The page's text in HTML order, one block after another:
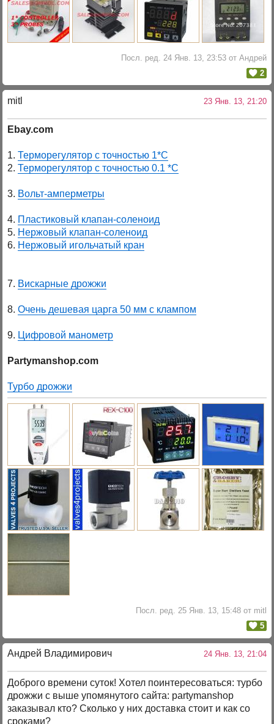
Посл. ред. 24 Янв. 13, 23:53 от Андрей
2
mitl 23 Янв. 13, 21:20
Ebay.com
1.Терморегулятор с точностью 1*С
2.Терморегулятор с точностью 0.1 *С
3. Вольт-амперметры
4. Пластиковый клапан-соленоид
5. Нержовый клапан-соленоид
6. Нержовый игольчатый кран
7. Вискарные дрожжи
8.Очень дешевая царга 50 мм с клампом
9. Цифровой манометр
Partymanshop.com
Турбо дрожжи
Посл. ред. 25 Янв. 13, 15:48 от mitl
5
Андрей Владимирович 24 Янв. 13, 21:04
Доброго времени суток! Хотел поинтересоваться: турбо
дрожжи с выше упомянутого сайта: partymanshop
заказывал кто? Сколько у них доставка стоит и как со
сроками?